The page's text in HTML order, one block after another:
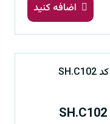
اضافه کنید